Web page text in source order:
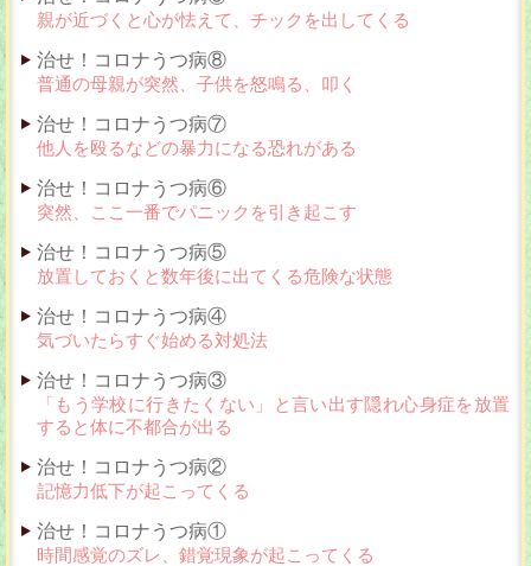
親が近づくと心が怯えて、チックを出してくる
治せ！コロナうつ病⑧
普通の母親が突然、子供を怒鳴る、叩く
治せ！コロナうつ病⑦
他人を殴るなどの暴力になる恐れがある
治せ！コロナうつ病⑥
突然、ここ一番でパニックを引き起こす
治せ！コロナうつ病⑤
放置しておくと数年後に出てくる危険な状態
治せ！コロナうつ病④
気づいたらすぐ始める対処法
治せ！コロナうつ病③
「もう学校に行きたくない」と言い出す隠れ心身症を放置
すると体に不都合が出る
治せ！コロナうつ病②
記憶力低下が起こってくる
治せ！コロナうつ病①
時間感覚のズレ、錯覚現象が起こってくる